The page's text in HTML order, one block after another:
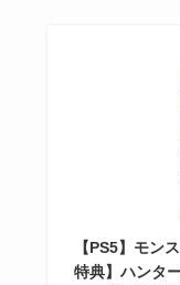
【PS5】モン
特典】ハンタ